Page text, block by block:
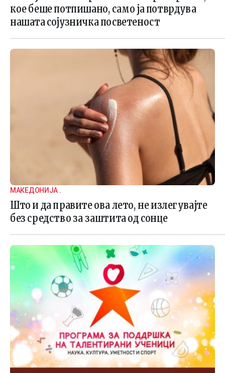
кое беше потпишано, само ја потврдува
нашата сојузничка посветеност
МАКЕДОНИЈА .
Што и да правите ова лето, не излегувајте
без средство за заштита од сонце